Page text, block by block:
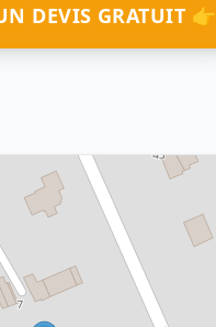
DEVIS GRATUIT 👉